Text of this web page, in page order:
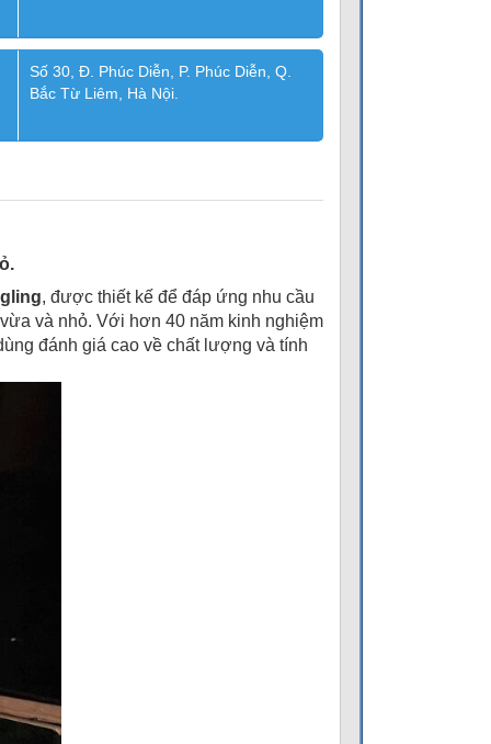
Số 30, Đ. Phúc Diễn, P. Phúc Diễn, Q.
Bắc Từ Liêm, Hà Nội.
, được thiết kế để đáp ứng nhu cầu
và nhỏ. Với hơn 40 năm kinh nghiệm
đánh giá cao về chất lượng và tính